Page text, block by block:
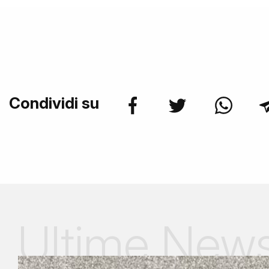
Condividi su
Ultime